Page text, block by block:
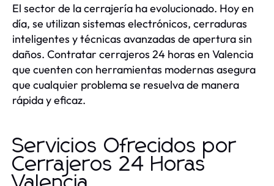
El sector de la cerrajería ha evolucionado. Hoy en
día, se utilizan sistemas electrónicos, cerraduras
inteligentes y técnicas avanzadas de apertura sin
daños. Contratar cerrajeros 24 horas en Valencia
que cuenten con herramientas modernas asegura
que cualquier problema se resuelva de manera
rápida y eficaz.
Servicios Ofrecidos por
Cerrajeros 24 Horas